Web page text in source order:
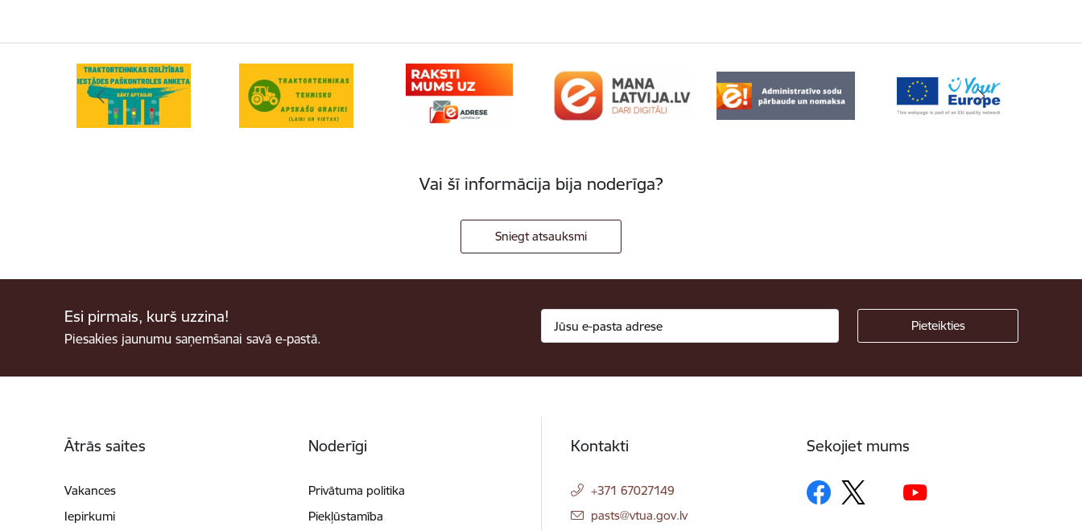
Vai šī informācija bija noderīga?
Sniegt atsauksmi
Esi pirmais, kurš uzzina!
Piesakies jaunumu saņemšanai savā e-pastā.
Ātrās saites
Vakances
Iepirkumi
Noderīgi
Privātuma politika
Piekļūstamība
Kontakti
+371 67027149
E-pasts:
pasts@vtua.gov.lv
Sekojiet mums